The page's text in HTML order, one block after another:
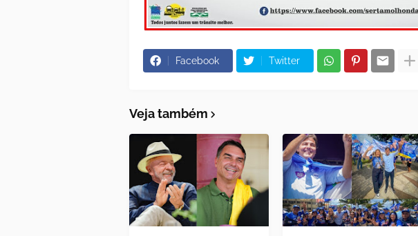
Facebook Twitter
Veja também